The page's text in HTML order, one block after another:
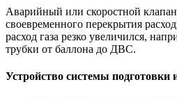
Аварийный или скоростной клапан
своевременного перекрытия
расход газа резко увеличился,
трубки от баллона до ДВС.
Устройство системы подготовки